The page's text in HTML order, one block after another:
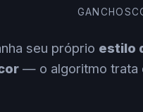
GANCHOS
seu próprio estilo
— o algoritmo trata